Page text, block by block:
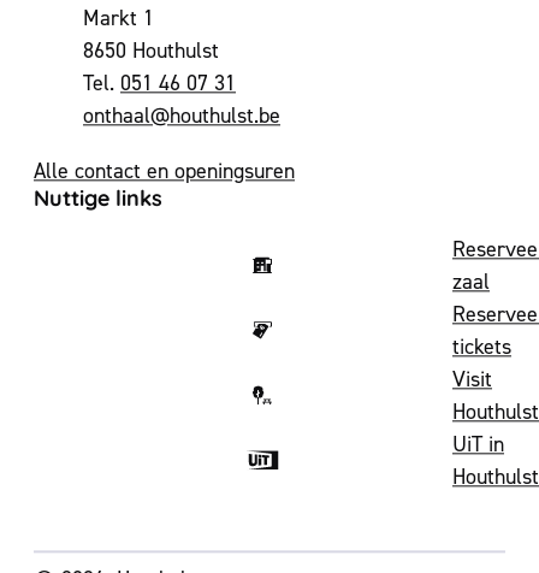
Markt 1
,8650 Houthulst
051 46 07 31
E-mailonthaal@houthulst.be
Alle contact en openingsuren
Nuttige links
zaal
tickets
Visit
Houthulst
UiT in
Houthulst